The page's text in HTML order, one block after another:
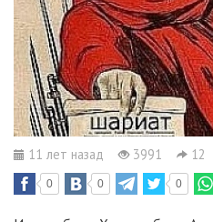
11 лет назад 3991 12
0 0 0